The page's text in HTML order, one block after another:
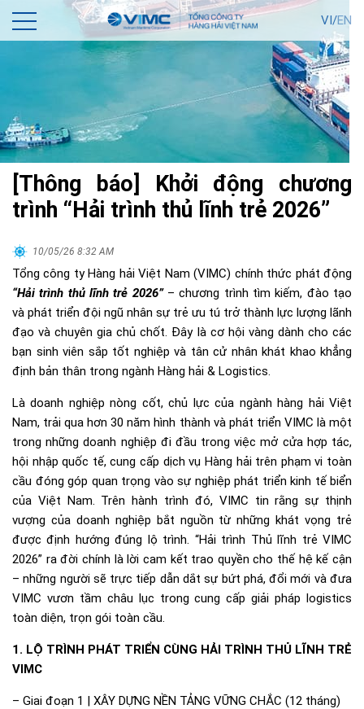
VI/EN
[Thông báo] Khởi động chương
trình “Hải trình thủ lĩnh trẻ 2026”
10/05/26 8:32 AM
Tổng công ty Hàng hải Việt Nam (VIMC) chính thức phát động
“Hải trình thủ lĩnh trẻ 2026”– chương trình tìm kiếm, đào tạo
và phát triển đội ngũ nhân sự trẻ ưu tú trở thành lực lượng lãnh
đạo và chuyên gia chủ chốt. Đây là cơ hội vàng dành cho các
bạn sinh viên sắp tốt nghiệp và tân cử nhân khát khao khẳng
định bản thân trong ngành Hàng hải & Logistics.
Là doanh nghiệp nòng cốt, chủ lực của ngành hàng hải Việt
Nam, trải qua hơn 30 năm hình thành và phát triển VIMC là một
trong những doanh nghiệp đi đầu trong việc mở cửa hợp tác,
hội nhập quốc tế, cung cấp dịch vụ Hàng hải trên phạm vi toàn
cầu đóng góp quan trọng vào sự nghiệp phát triển kinh tế biển
của Việt Nam. Trên hành trình đó, VIMC tin rằng sự thịnh
vượng của doanh nghiệp bắt nguồn từ những khát vọng trẻ
được định hướng đúng lộ trình. “Hải trình Thủ lĩnh trẻ VIMC
2026” ra đời chính là lời cam kết trao quyền cho thế hệ kế cận
– những người sẽ trực tiếp dẫn dắt sự bứt phá, đổi mới và đưa
VIMC vươn tầm châu lục trong cung cấp giải pháp logistics
toàn diện, trọn gói toàn cầu.
1. LỘ TRÌNH PHÁT TRIỂN CÙNG HẢI TRÌNH THỦ LĨNH TRẺ
VIMC
– Giai đoạn 1 | XÂY DỰNG NỀN TẢNG VỮNG CHẮC (12 tháng)